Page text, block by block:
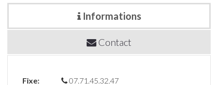
Informations
Contact
Fixe:
07.71.45.32.47